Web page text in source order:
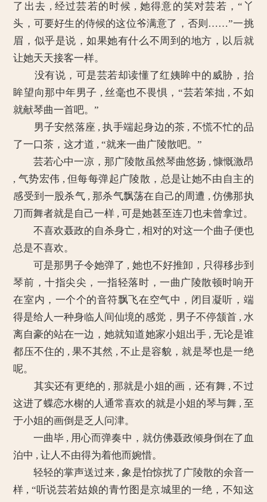
了出去 , 经过芸若的时候 , 她得意的笑对芸若，“丫
头，可要好生的侍候的这位爷满意了，否则……”一挑
眉，似乎是说，如果她有什么不周到的地方，以后就
让她天天接客一样。
没有说，可是芸若却读懂了红姨眸中的威胁，抬
眸望向那中年男子 , 丝毫也不畏惧，“芸若笨拙 , 不如
就献琴曲一首吧。”
男子安然落座 , 执手端起身边的茶 , 不慌不忙的品
了一口茶，这才道 , “就来一曲广陵散吧。”
芸若心中一凉，那广陵散虽然琴曲悠扬 , 慷慨激昂
, 气势宏伟 , 但每每弹起广陵散，总是让她不由自主的
感受到一股杀气 , 那杀气飘荡在自己的周遭 , 仿佛那执
刀而舞者就是自己一样 , 可是她甚至连刀也未曾拿过。
不喜欢聂政的自杀身亡 , 相对的对这一个曲子便也
总是不喜欢。
可是那男子令她弹了 , 她也不好推卸，只得移步到
琴前，十指尖尖，一指轻落时，一曲广陵散顿时响开
在室内，一个个的音符飘飞在空气中，闭目凝听，端
得是给人一种身临人间仙境的感觉，男子不停颔首 , 水
离自豪的站在一边，她就知道她家小姐出手 , 无论是谁
都压不住的 , 果不其然 , 不止是容貌，就是琴也是一绝
呢。
其实还有更绝的 , 那就是小姐的画，还有舞 , 不过
这进了蝶恋水榭的人通常喜欢的就是小姐的琴与舞 , 至
于小姐的画倒是乏人问津。
一曲毕 , 用心而弹奏中，就仿佛聂政倾身倒在了血
泊中 , 让人不由得为着他而婉惜。
轻轻的掌声送过来 , 象是怕惊扰了广陵散的余音一
样 , “听说芸若姑娘的青竹图是京城里的一绝，不知这